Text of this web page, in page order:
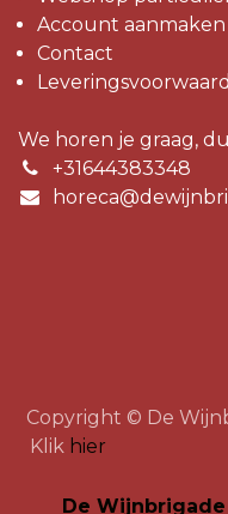
Account aanmaken
Contact
We horen je graag,
+31644383348
Copyright © De
Klik hier
De Wijnbrigade